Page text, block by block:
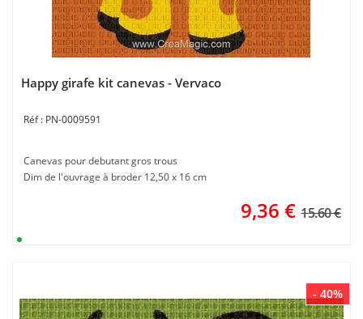
Happy girafe kit canevas - Vervaco
PN-0009591
Canevas pour debutant gros trous
Dim de l'ouvrage à broder 12,50 x 16 cm
9,36 € 15.60 €
- 40%